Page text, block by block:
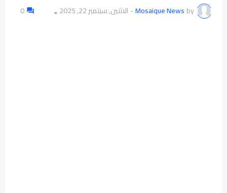
by
Mosaique News
- الاثنين, سبتمبر 22, 2025 👁️
0